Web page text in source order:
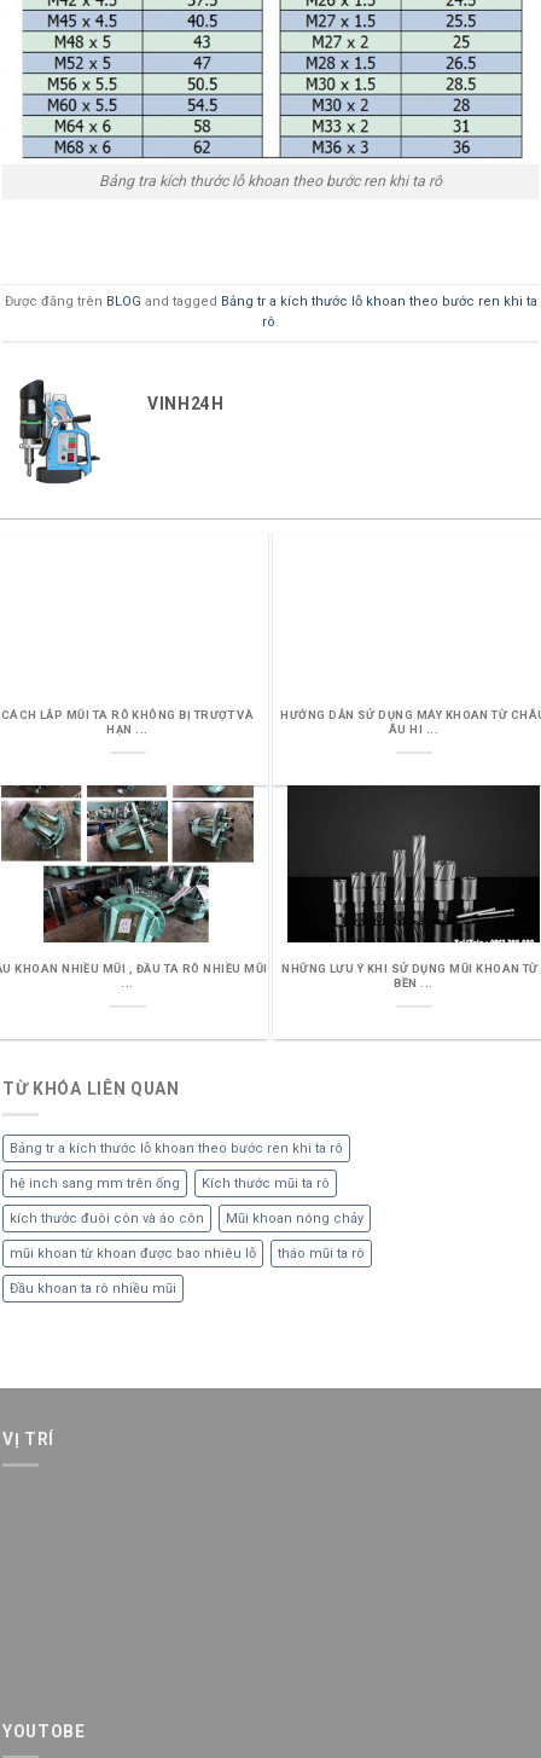
Bảng tra kích thước lỗ khoan theo bước ren khi ta rô
Được đăng trên BLOG and tagged Bảng tr a kích thước lỗ khoan theo bước ren khi ta
rô.
VINH24H
CÁCH LẮP MŨI TA RÔ KHÔNG BỊ TRƯỢT VÀ
HẠN ...
HƯỚNG DẪN SỬ DỤNG MÁY KHOAN TỪ
ÂU HI ...
KHOAN NHIỀU MŨI , ĐẦU TA RÔ NHIỀU MŨI
...
NHỮNG LƯU Ý KHI SỬ DỤNG MŨI KHOAN TỪ
BỀN ...
TỪ KHÓA LIÊN QUAN
Bảng tr a kích thước lỗ khoan theo bước ren khi ta rô
hệ inch sang mm trên ống Kích thước mũi ta rô
kích thước đuôi côn và áo côn Mũi khoan nóng chảy
mũi khoan từ khoan được bao nhiêu lỗ tháo mũi ta rô
Đầu khoan ta rô nhiều mũi
VỊ TRÍ
YOUTOBE